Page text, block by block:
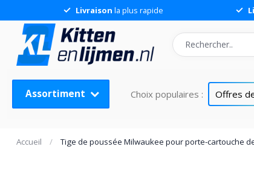
Livraison la plus rapide
Assortiment Choix populaires : Offres
Accueil / Tige de poussée Milwaukee pour porte-cartouche